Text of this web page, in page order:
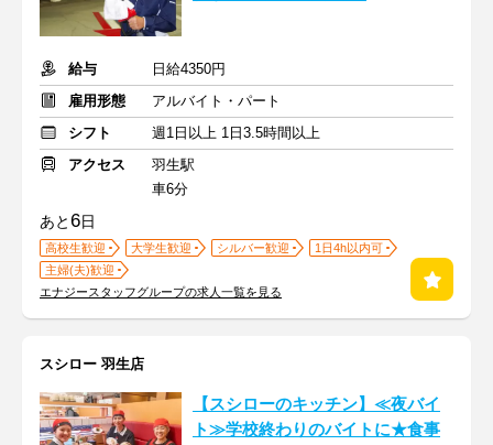
給与
日給4350円
雇用形態
アルバイト・パート
シフト
週1日以上 1日3.5時間以上
アクセス
羽生駅
車6分
あと6日
高校生歓迎 大学生歓迎 シルバー歓迎
1日4h以内可
主婦(夫)歓迎
エナジースタッフグループの求人一覧を見る
スシロー 羽生店
【スシローのキッチン】≪夜バイ
ト≫学校終わりのバイトに★食事